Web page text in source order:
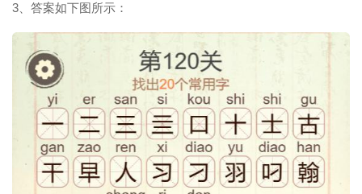
3、答案如下图所示：